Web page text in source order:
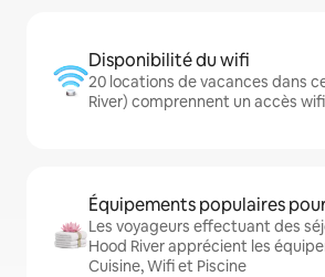
Disponibilité du wifi
20 locations de vacances dans
River) comprennent un accès wifi
Équipements populaires
Les voyageurs effectuant des
Hood River apprécient les
Cuisine, Wifi et Piscine